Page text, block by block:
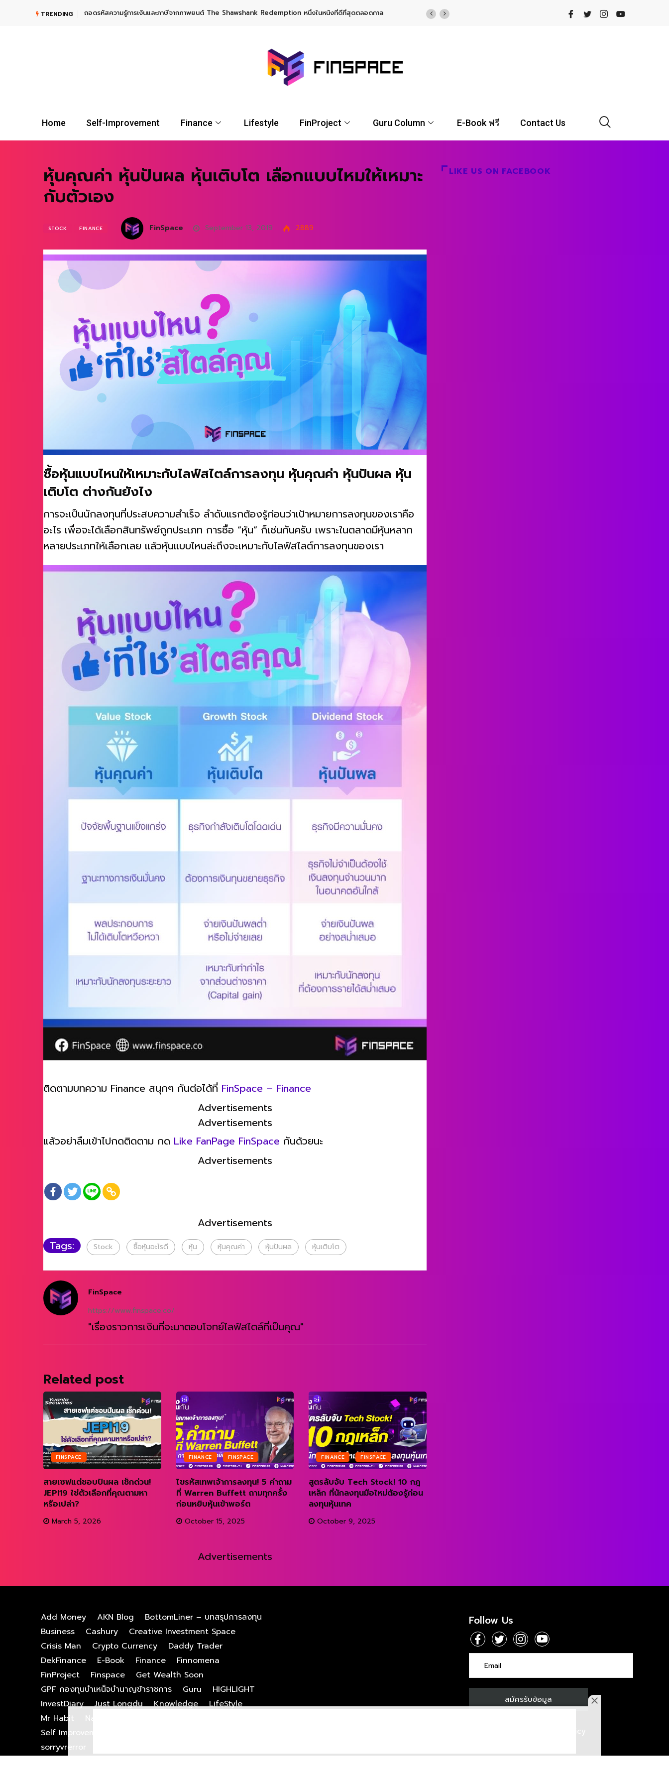
TRENDING ถอดรหัสความรู้การเงินและภาษีจากภาพยนต์ The Shawshank Redemption หนึ่งในหนังที่ดีที่สุดตลอดกาล
Home Self-Improvement Finance Lifestyle FinProject Guru Column E-Book ฟรี Contact Us
หุ้นคุณค่า หุ้นปันผล หุ้นเติบโต เลือกแบบไหมให้เหมาะ
กับตัวเอง
STOCK FINANCE FinSpace September 13, 2019 2889
ซื้อหุ้นแบบไหนให้เหมาะกับไลฟ์สไตล์การลงทุน หุ้นคุณค่า หุ้นปันผล หุ้น
เติบโต ต่างกันยังไง
การจะเป็นนักลงทุนที่ประสบความสำเร็จ ลำดับแรกต้องรู้ก่อนว่าเป้าหมายการลงทุนของเราคือ
อะไร เพื่อจะได้เลือกสินทรัพย์ถูกประเภท การซื้อ “หุ้น” ก็เช่นกันครับ เพราะในตลาดมีหุ้นหลาก
หลายประเภทให้เลือกเลย แล้วหุ้นแบบไหนล่ะถึงจะเหมาะกับไลฟ์สไลต์การลงทุนของเรา
ติดตามบทความ Finance สนุกๆ กันต่อได้ที่ FinSpace – Finance
Advertisements
Advertisements
แล้วอย่าลืมเข้าไปกดติดตาม กด Like FanPage FinSpace กันด้วยนะ
Advertisements
Advertisements
Tags:
Stock ซื้อหุ้นอะไรดี หุ้น หุ้นคุณค่า หุ้นปันผล หุ้นเติบโต
FinSpace
https://www.finspace.co/
"เรื่องราวการเงินที่จะมาตอบโจทย์ไลฟ์สไตล์ที่เป็นคุณ"
Related post
FINSPACE
สายเซฟแต่ชอบปันผล เช็กด่วน!
JEPI19 ใช่ตัวเลือกที่คุณตามหา
หรือเปล่า?
March 5, 2026
FINANCE FINSPACE
ไขรหัสเทพเจ้าการลงทุน! 5 คำถาม
ที่ Warren Buffett ถามทุกครั้ง
ก่อนหยิบหุ้นเข้าพอร์ต
October 15, 2025
FINANCE FINSPACE
สูตรลับจับ Tech Stock! 10 กฎ
เหล็ก ที่นักลงทุนมือใหม่ต้องรู้ก่อน
ลงทุนหุ้นเทค
October 9, 2025
Advertisements
LIKE US ON FACEBOOK
Add Money AKN Blog
BottomLiner – บทสรุปการลงทุน
Business
Cashury
Creative Investment Space
Crisis Man
Crypto Currency
Daddy Trader
DekFinance
E-Book Finance
Finnomena
FinProject
Finspace
Get Wealth Soon
GPF กองทุนบําเหน็จบํานาญข้าราชการ
Guru
HIGHLIGHT
InvestDiary
Just Longdu Knowledge
LifeStyle
Mr Habit
Naiwaen Investment
Self Improvement
sorryvrerror
Follow Us
Cookies Policy